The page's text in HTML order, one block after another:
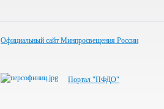
Официальный сайт Минпросвещения России
Портал "ПФДО"